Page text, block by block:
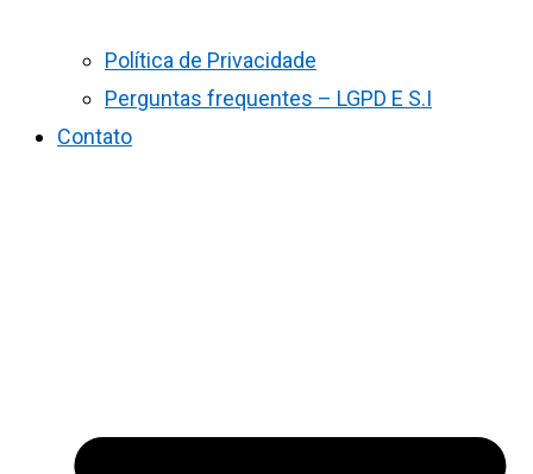
Política de Privacidade
Perguntas frequentes – LGPD E S.I
Contato